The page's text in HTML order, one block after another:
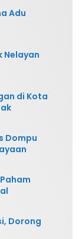
Adu
Nelayan
di Kota
Dompu
Dorong